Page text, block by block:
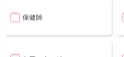
保健師